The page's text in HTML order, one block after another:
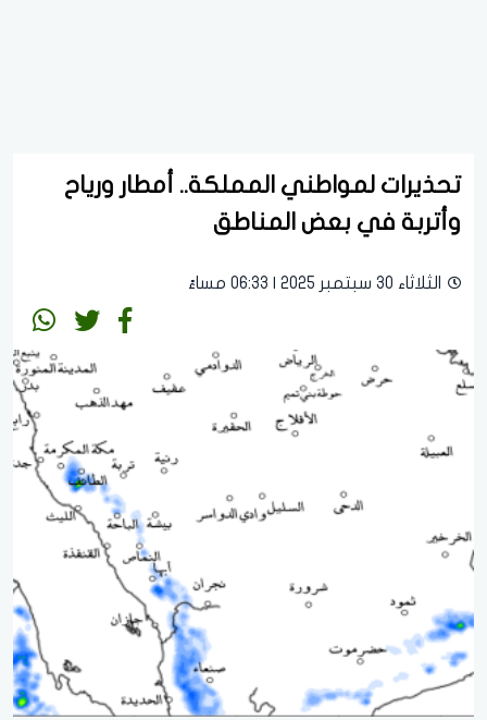
تحذيرات لمواطني المملكة.. أمطار ورياح
وأتربة في بعض المناطق
الثلاثاء 30 سبتمبر 2025 | 06:33 مساءً